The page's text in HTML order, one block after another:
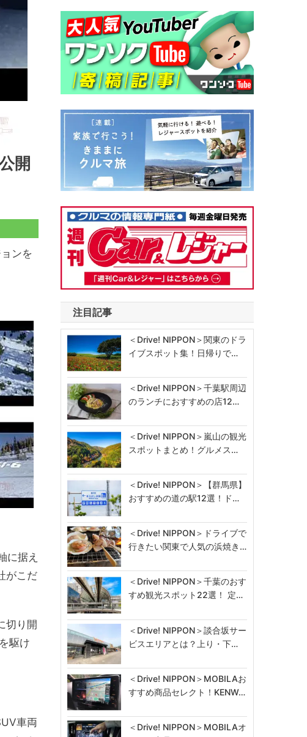
開
ンを
に据え
がこだ
切り開
駆け
車両
注目記事
＜Drive! NIPPON＞関東のドラ
イブスポット集！日帰りで…
＜Drive! NIPPON＞千葉駅周辺
のランチにおすすめの店12…
＜Drive! NIPPON＞嵐山の観光
スポットまとめ！グルメス…
＜Drive! NIPPON＞【群馬県】
おすすめの道の駅12選！ド…
＜Drive! NIPPON＞ドライブで
行きたい関東で人気の浜焼き…
＜Drive! NIPPON＞千葉のおす
すめ観光スポット22選！ 定…
＜Drive! NIPPON＞談合坂サー
ビスエリアとは？上り・下…
＜Drive! NIPPON＞MOBILAお
すすめ商品セレクト！KENW…
＜Drive! NIPPON＞MOBILAオ